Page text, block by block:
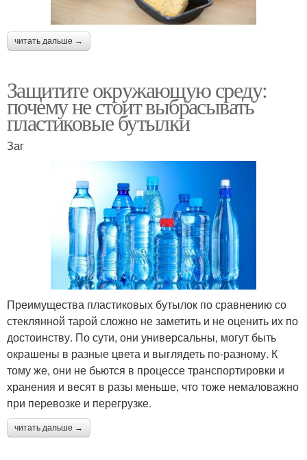
читать дальше →
Защитите окружающую среду:
почему не стоит выбрасывать
пластиковые бутылки
Заг
Преимущества пластиковых бутылок по сравнению со
стеклянной тарой сложно не заметить и не оценить их по
достоинству. По сути, они универсальны, могут быть
окрашены в разные цвета и выглядеть по-разному. К
тому же, они не бьются в процессе транспортировки и
хранения и весят в разы меньше, что тоже немаловажно
при перевозке и перегрузке.
читать дальше →